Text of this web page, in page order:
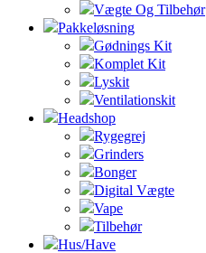
Vægte Og Tilbehør
Pakkeløsning
Gødnings Kit
Komplet Kit
Lyskit
Ventilationskit
Headshop
Rygegrej
Grinders
Bonger
Digital Vægte
Vape
Tilbehør
Hus/Have